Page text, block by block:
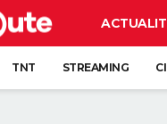
TNT STREAMING